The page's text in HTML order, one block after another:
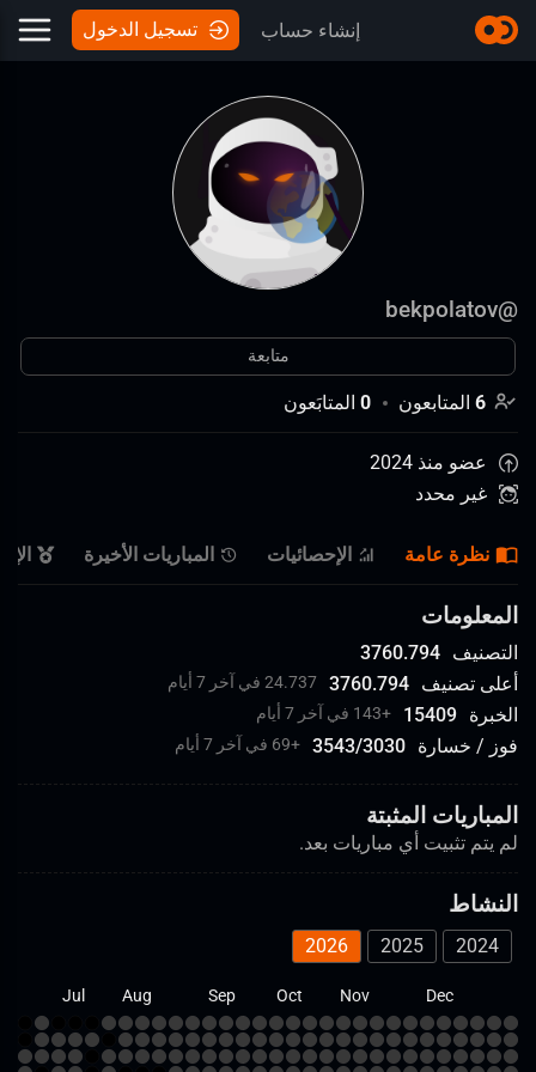
إنشاء حساب تسجيل الدخول
@
bekpolatov
متابعة
6 المتابعون 0 المتابَعون
عضو منذ 2024
غير محدد
نظرة عامة الإحصائيات المباريات الأخيرة
المعلومات
التصنيف 3760.794
أعلى تصنيف 3760.794 24.737 في آخر 7 أيام
الخبرة 15409
+143 في آخر 7 أيام
فوز / خسارة 3543/3030
+69 في آخر 7 أيام
المباريات المثبتة
لم يتم تثبيت أي مباريات بعد.
النشاط
2024
2025
2026
Jul Aug Sep Oct Nov Dec